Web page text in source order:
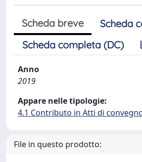
Scheda breve
Scheda
Scheda completa (DC)
Anno
2019
Appare nelle tipologie:
4.1 Contributo in Atti di
File in questo prodotto: